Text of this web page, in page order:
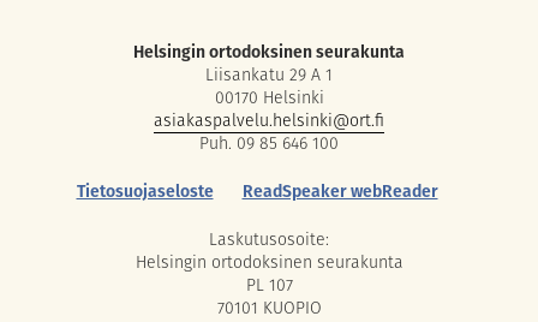
Helsingin ortodoksinen seurakunta
Liisankatu 29 A 1
00170 Helsinki
asiakaspalvelu.helsinki@ort.fi
Puh. 09 85 646 100
Tietosuojaseloste
ReadSpeaker webReader
Laskutusosoite:
Helsingin ortodoksinen seurakunta
PL 107
70101 KUOPIO